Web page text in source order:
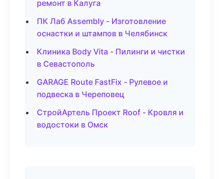
ремонт в Калуга
ПК Лаб Assembly - Изготовление
оснастки и штампов в Челябинск
Клиника Body Vita - Пилинги и чистки
в Севастополь
GARAGE Route FastFix - Рулевое и
подвеска в Череповец
СтройАртель Проект Roof - Кровля и
водостоки в Омск